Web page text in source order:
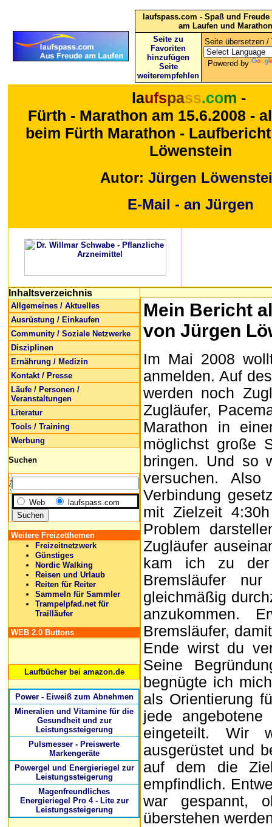
laufspass.com - Spaß und
am Laufen und Marathon
Seite zu
Favoriten
hinzufügen
Seite
weiterempfehlen
Seite übersetzen /
Powered by
laufspass.com -
Fürth - Marathon am 15.6.2008 -
beim Fürth Marathon -
Löwenstein
Autor: Jürgen
E-Mail - an Jürgen
Inhaltsverzeichnis
Allgemeines / Aktuelles
Ausrüstung / Einkaufen
Community / Soziale Netzwerke
Disziplinen
Ernährung / Medizin
Kontakt / Presse
Läufe / Personen /
Veranstaltungen
Literatur
Tools / Training
Werbung
Suchen
Web laufspass.com
Weitere Freizetthemen
Freizeitnetzwerk
Günstiges
Nordic Walking
Reisen und Urlaub
Reiten für Reiter
Sammeln für Sammler
Trampelpfad.net für
Trailläufer
WEB 2.0 Buttons
Laufbücher bei amazon.de
Power - Eiweiß zum Abnehmen
Mineralien und Vitamine für die
Gesundheit und zur
Leistungssteigerung
Pulsmesser - Preiswerte
Markengeräte
Powergel und Energieriegel zur
Leistungssteigerung
Magenfreundliches
Energieriegel Pro 4 - Lite zur
Leistungssteigerung
Mein Bericht
von Jürgen
Im Mai 2008
anmelden. Auf
werden noch
Zugläufer,
Marathon in
möglichst große
bringen. Und so
versuchen.
Verbindung
mit Zielzeit
Problem
Zugläufer
kam ich zu
Bremsläufer
gleichmäßig
anzukommen.
Bremsläufer,
Ende wirst du
Seine
begnügte ich
als Orientierung
jede
eingeteilt. Wir
ausgerüstet und
auf dem die
empfindlich.
war gespannt,
überstehen